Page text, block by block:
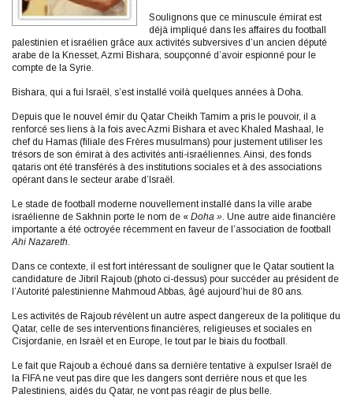
Soulignons que ce minuscule émirat est
déjà impliqué dans les affaires du football
palestinien et israélien grâce aux activités subversives d’un ancien député
arabe de la Knesset, Azmi Bishara, soupçonné d’avoir espionné pour le
compte de la Syrie.
Bishara, qui a fui Israël, s’est installé voilà quelques années à Doha.
Depuis que le nouvel émir du Qatar Cheikh Tamim a pris le pouvoir, il a
renforcé ses liens à la fois avec Azmi Bishara et avec Khaled Mashaal, le
chef du Hamas (filiale des Frères musulmans) pour justement utiliser les
trésors de son émirat à des activités anti-israéliennes. Ainsi, des fonds
qataris ont été transférés à des institutions sociales et à des associations
opérant dans le secteur arabe d’Israël.
Le stade de football moderne nouvellement installé dans la ville arabe
israélienne de Sakhnin porte le nom de « Doha ». Une autre aide financière
importante a été octroyée récemment en faveur de l’association de football
Ahi Nazareth.
Dans ce contexte, il est fort intéressant de souligner que le Qatar soutient la
candidature de Jibril Rajoub (photo ci-dessus) pour succéder au président de
l’Autorité palestinienne Mahmoud Abbas, âgé aujourd’hui de 80 ans.
Les activités de Rajoub révèlent un autre aspect dangereux de la politique du
Qatar, celle de ses interventions financières, religieuses et sociales en
Cisjordanie, en Israël et en Europe, le tout par le biais du football.
Le fait que Rajoub a échoué dans sa dernière tentative à expulser Israël de
la FIFA ne veut pas dire que les dangers sont derrière nous et que les
Palestiniens, aidés du Qatar, ne vont pas réagir de plus belle.